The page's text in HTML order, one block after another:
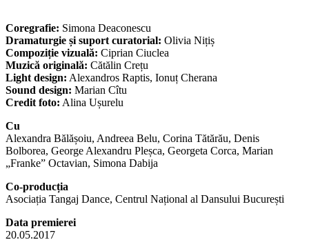
Coregrafie: Simona Deaconescu
Dramaturgie și suport curatorial: Olivia Nițiș
Compoziție vizuală: Ciprian Ciuclea
Muzică originală: Cătălin Crețu
Light design: Alexandros Raptis, Ionuț Cherana
Sound design: Marian Cîtu
Credit foto: Alina Ușurelu
Cu
Alexandra Bălășoiu, Andreea Belu, Corina Tătărău, Denis
Bolborea, George Alexandru Pleșca, Georgeta Corca, Marian
„Franke” Octavian, Simona Dabija
Co-producția
Asociația Tangaj Dance, Centrul Național al Dansului București
Data premierei
20.05.2017